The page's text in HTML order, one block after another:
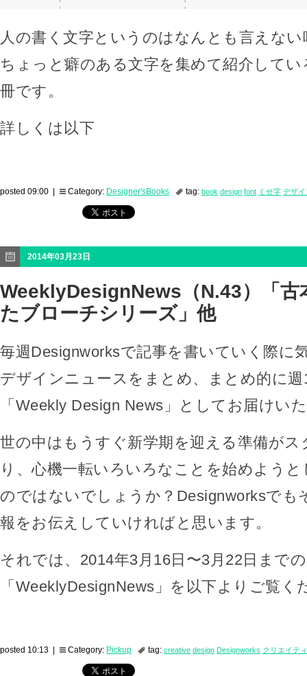
人の書く文字というのはなんとも言えな
ちょっと癖のある文字を集めて紹介して
冊です。
詳しくは以下
posted 09:00 | Category: Designer'sBooks tag: book design font くせ字 デザイ
2014年03月23日
WeeklyDesignNews（N.43）「古
たブローチシリーズ」他
毎週Designworksで記事を書いていく際に
デザインニュースをまとめ、まとめ的に週
「Weekly Design News」としてお届けい
世の中はもうすぐ新学期を迎える準備が
り、心機一転いろいろなことを始めよう
のではないでしょうか？Designworksでも
報をお伝えしていければと思います。
それでは、2014年3月16日〜3月22日までの
「WeeklyDesignNews」を以下よりご覧く
posted 10:13 | Category: Pickup tag: creative design Designworks クリエイテ